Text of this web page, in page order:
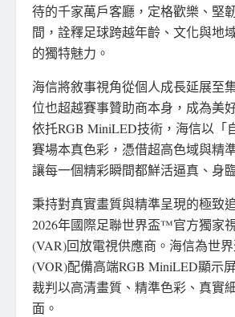
待的千家萬戶客廳，定格歡樂、堅
間，詮釋足球跨越年齡、文化與地
的獨特魅力。
海信將敘事視角從個人成長延展至
位也超越賽事贊助商本身，成為美
依托RGB MiniLED技術，海信以「
賽場本真色彩，憑借超高色域與精
讓每一個精彩瞬間都鮮活逼真、身
秉持對真實畫質與精準呈現的極致
2026年國際足聯世界盃™官方獨家
(VAR)回放電視供應商。海信為世
(VOR)配備高端RGB MiniLED顯示
裁判以高清畫質、精準色彩、真實
面。